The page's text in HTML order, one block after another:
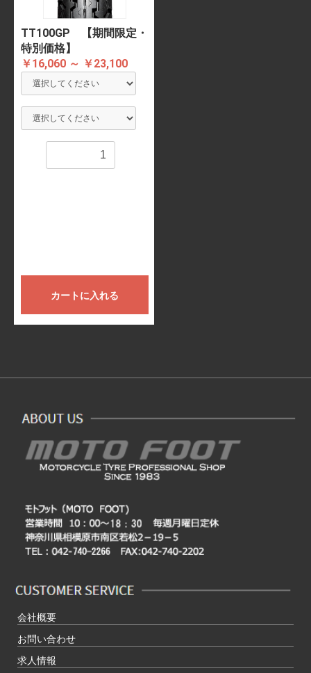
TT100GP 【期間限定・
特別価格】
￥16,060 ～ ￥23,100
カートに入れる
会社概要
お問い合わせ
求人情報